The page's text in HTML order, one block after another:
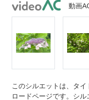
動画
このシルエットは、タ
ロードページです。シ